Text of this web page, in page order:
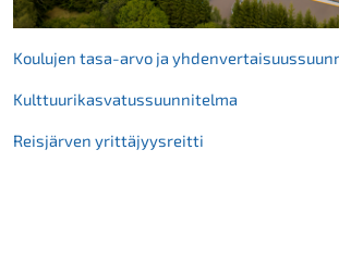
Koulujen tasa-arvo ja
Kulttuurikasvatussuunnitelma
Reisjärven yrittäjyysreitti